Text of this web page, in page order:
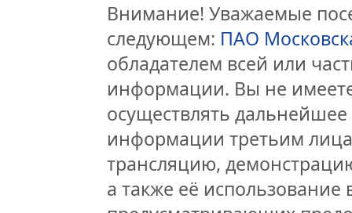
Внимание! Уважаемые
следующем: ПАО
обладателем всей или
информации. Вы не
осуществлять
информации третьим
трансляцию,
а также её